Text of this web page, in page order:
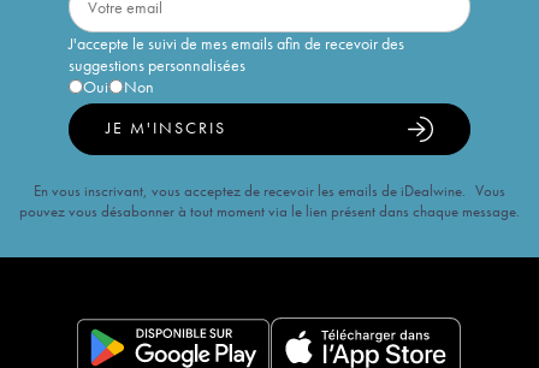
J'accepte le suivi de mes emails afin de recevoir des
suggestions personnalisées
Oui
Non
JE M'INSCRIS
En vous inscrivant, vous acceptez de recevoir les emails de iDealwine. Vous
pouvez vous désabonner à tout moment via le lien présent dans chaque message.